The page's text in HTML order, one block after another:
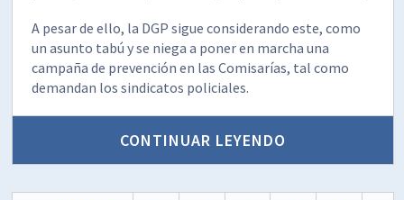
A pesar de ello, la DGP sigue considerando este, como
un asunto tabú y se niega a poner en marcha una
campaña de prevención en las Comisarías, tal como
demandan los sindicatos policiales.
CONTINUAR LEYENDO